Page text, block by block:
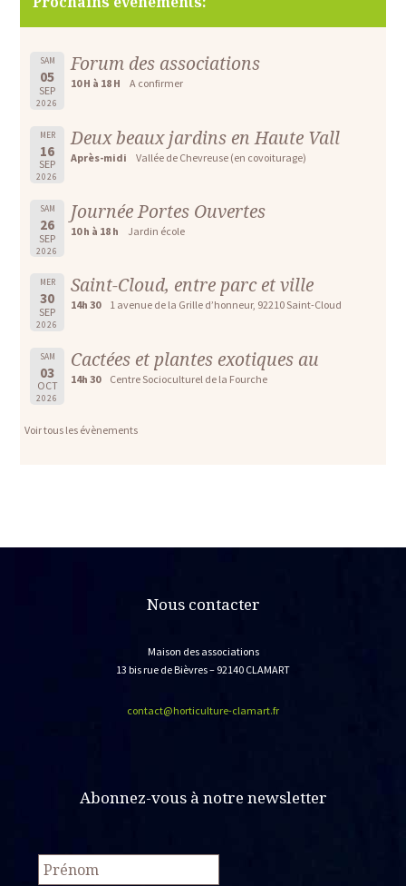
SAM
05
SEP
2026
Forum des associations
10 H à 18 H A confirmer
MER
16
SEP
2026
Deux beaux jardins en Haute Vall
Après-midi Vallée de Chevreuse (en covoiturage)
SAM
26
SEP
2026
Journée Portes Ouvertes
10 h à 18 h Jardin école
MER
30
SEP
2026
Saint-Cloud, entre parc et ville
14h 30 1 avenue de la Grille d’honneur, 92210 Saint-Cloud
SAM
03
OCT
2026
Cactées et plantes exotiques au
14h 30 Centre Socioculturel de la Fourche
Voir tous les évènements
Nous contacter
Maison des associations
13 bis rue de Bièvres – 92140 CLAMART
contact@horticulture-clamart.fr
Abonnez-vous à notre newsletter